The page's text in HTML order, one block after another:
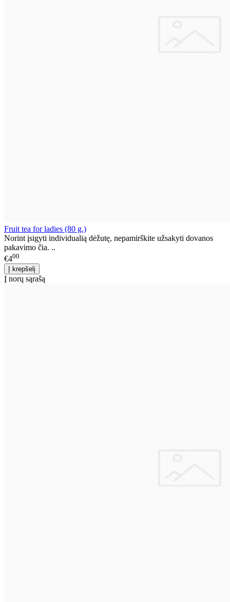
Fruit tea for ladies (80 g.)
Norint įsigyti individualią dėžutę, nepamirškite užsakyti dovanos
pakavimo čia. ..
€400
Į norų sąrašą